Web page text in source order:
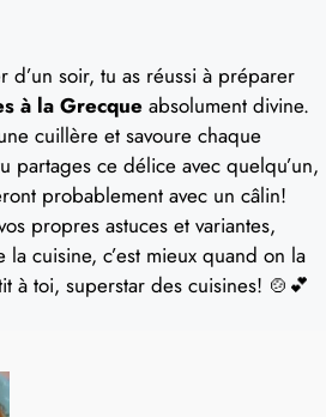
d’un soir, tu as réussi à préparer
à la Grecque absolument divine.
cuillère et savoure chaque
partages ce délice avec quelqu’un,
probablement avec un câlin!
propres astuces et variantes,
la cuisine, c’est mieux quand on la
à toi, superstar des cuisines! 🍲💕